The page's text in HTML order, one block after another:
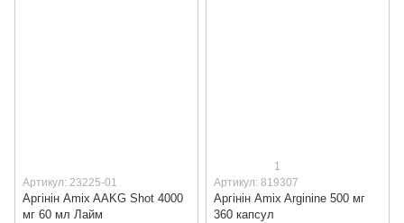
Артикул: 23225-01
Аргінін Amix AAKG Shot 4000
мг 60 мл Лайм
1
Артикул: 819307
Аргінін Amix Arginine 500 мг
360 капсул